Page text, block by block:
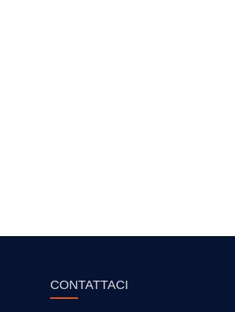
CONTATTACI